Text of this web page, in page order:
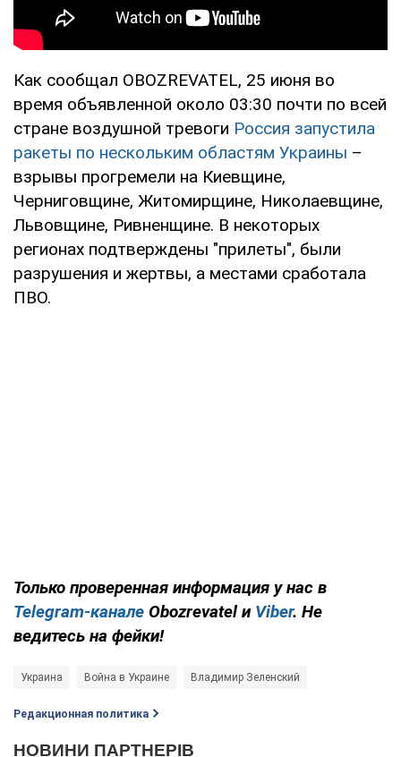
Как сообщал OBOZREVATEL, 25 июня во
время объявленной около 03:30 почти по всей
стране воздушной тревоги Россия запустила
ракеты по нескольким областям Украины –
взрывы прогремели на Киевщине,
Черниговщине, Житомирщине, Николаевщине,
Львовщине, Ривненщине. В некоторых
регионах подтверждены "прилеты", были
разрушения и жертвы, а местами сработала
ПВО.
Только проверенная информация у нас в
Telegram-канале Obozrevatel и Viber. Не
ведитесь на фейки!
Украина Война в Украине Владимир Зеленский
Редакционная политика